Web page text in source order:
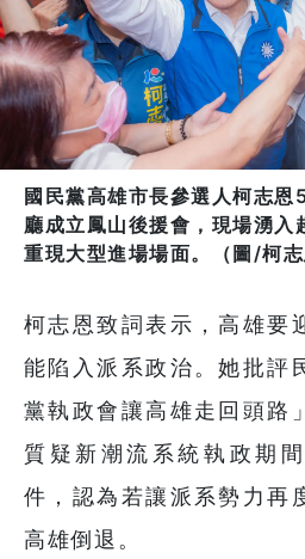
國民黨高雄市長參選人柯志
廳成立鳳山後援會，現場湧
重現大型進場場面。（圖/柯志
柯志恩致詞表示，高雄要
能陷入派系政治。她批評
黨執政會讓高雄走回頭路
質疑新潮流系統執政期
件，認為若讓派系勢力再
高雄倒退。